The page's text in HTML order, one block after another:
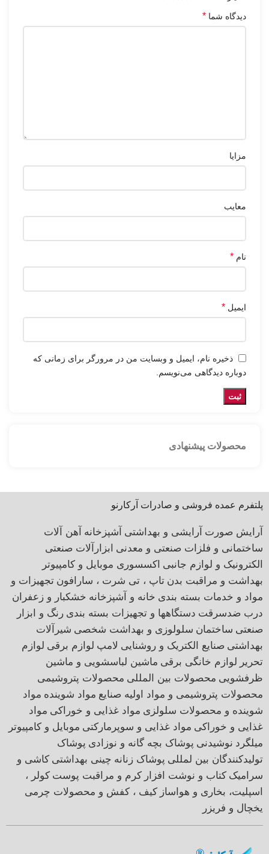
دیدگاه شما *
مزایا
معایب
نام *
ایمیل *
ذخیره نام، ایمیل و وبسایت من در مرورگر برای زمانی که
دوباره دیدگاهی می‌نویسم.
محصولات پیشنهادی
پلتفرم عمده فروشی و صادرات آرکارنو
آرایش صورت آرایشی و بهداشتی آشپزخانه آهن آلات
ساختمانی و فلزات صنعتی و معدنی ابزارآلات صنعتی
الکترونیک و لوازم جانبی اکسسوری موبایل و کامپیوتر
بهداشت و مراقبت بدن تاپ ، تی شرت ، سارافون تجهیزات و
مواد و خدمات بسته بندی خانه و آشپزخانه خشکبار و زعفران
درب ضدسرقت دستگاهها و تجهیزات بسته بندی رنگ و ابزار
صنعتی ساختمان سلولوزی و بهداشت شخصی شیرآلات
بهداشتی صنایع الکتریک و روشنایی لامپ لوازم برقی لوازم
تحریر لوازم خانگی برقی ماشین لباسشویی و ماشین
ظرفشویی محصولات بین المللی محصولات پتروشیمی
محصولات پتروشیمی و مواد اولیه صنایع مواد شوینده مواد
شوینده و محصولات سلولزی مواد غذایی و خوراکی مواد
غذایی و خوراکی مواد غذایی و سوپرمارکتی موبایل و کامپیوتر
میلگرد نوشیدنی پوشاک بچه گانه و نوزادی پوشاک
تولیدکنندگان بین لمللی پوشاک زنانه چینی بهداشتی کاشی و
سرامیک کتاب و نوشت افزار کرم و مراقبت پوست کولر ،
اسپلیت، بخاری و هواساز کیف ، کفش و محصولات چرمی
یخچال و فریزر